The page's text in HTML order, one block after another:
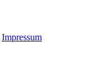
Impressum